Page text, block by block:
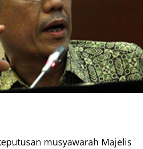
musyawarah Majelis